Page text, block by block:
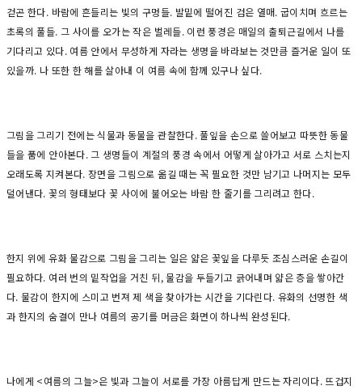
걷곤 한다. 바람에 흔들리는 빛의 구멍들. 발밑에 떨어진 검은 열매. 굽이치며 흐르는
초록의 풀들. 그 사이를 오가는 작은 벌레들. 이런 풍경은 매일의 출퇴근길에서 나를
기다리고 있다. 여름 안에서 무성하게 자라는 생명을 바라보는 것만큼 즐거운 일이 또
있을까. 나 또한 한 해를 살아내 이 여름 속에 함께 있구나 싶다.
그림을 그리기 전에는 식물과 동물을 관찰한다. 풀잎을 손으로 쓸어보고 따뜻한 동물
들을 품에 안아본다. 그 생명들이 계절의 풍경 속에서 어떻게 살아가고 서로 스치는지
오래도록 지켜본다. 장면을 그림으로 옮길 때는 꼭 필요한 것만 남기고 나머지는 모두
덜어낸다. 꽃의 형태보다 꽃 사이에 불어오는 바람 한 줄기를 그리려고 한다.
한지 위에 유화 물감으로 그림을 그리는 일은 얇은 꽃잎을 다루듯 조심스러운 손길이
필요하다. 여러 번의 밑작업을 거친 뒤, 물감을 두들기고 긁어내며 얇은 층을 쌓아간
다. 물감이 한지에 스미고 번져 제 색을 찾아가는 시간을 기다린다. 유화의 선명한 색
과 한지의 숨결이 만나 여름의 공기를 머금은 화면이 하나씩 완성된다.
나에게 <여름의 그늘>은 빛과 그늘이 서로를 가장 아름답게 만드는 자리이다. 뜨겁지